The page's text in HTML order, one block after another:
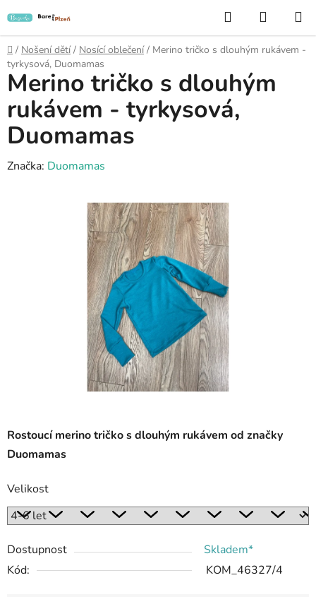
na
obsah
Hledat
KOŠÍK
Domů
/ Nošení dětí / Nosící oblečení / Merino tričko s dlouhým rukávem -
tyrkysová, Duomamas
Rostoucí merino tričko s dlouhým rukávem od značky
Duomamas
Velikost
Dostupnost
Skladem*
Kód:
KOM_46327/4
Merino tričko s dlouhým
rukávem - tyrkysová,
Duomamas
Značka: Duomamas